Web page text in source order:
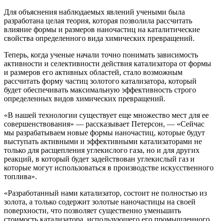
Для объяснения наблюдаемых явлений учеными была
разработана целая теория, которая позволила рассчитать
влияние формы и размеров наночастиц на каталитические
свойства определенного вида химических превращений.
Теперь, когда ученые начали точно понимать зависимость
активности и селективности действия катализатора от формы
и размеров его активных областей, стало возможным
рассчитать форму частиц золотого катализатора, который
будет обеспечивать максимальную эффективность строго
определенных видов химических превращений.
«В нашей технологии существует еще множество мест для ее
совершенствования» — рассказывает Петерсон, — «Сейчас
мы разрабатываем новые формы наночастиц, которые будут
выступать активными и эффективными катализаторами не
только для расщепления углекислого газа, но и для других
реакций, в который будет задействован углекислый газ и
которые могут использоваться в производстве искусственного
топлива».
«Разработанный нами катализатор, состоит не полностью из
золота, а только содержит золотые наночастицы на своей
поверхности, что позволяет существенно уменьшить
стоимость катализатора, использующего его промышленного